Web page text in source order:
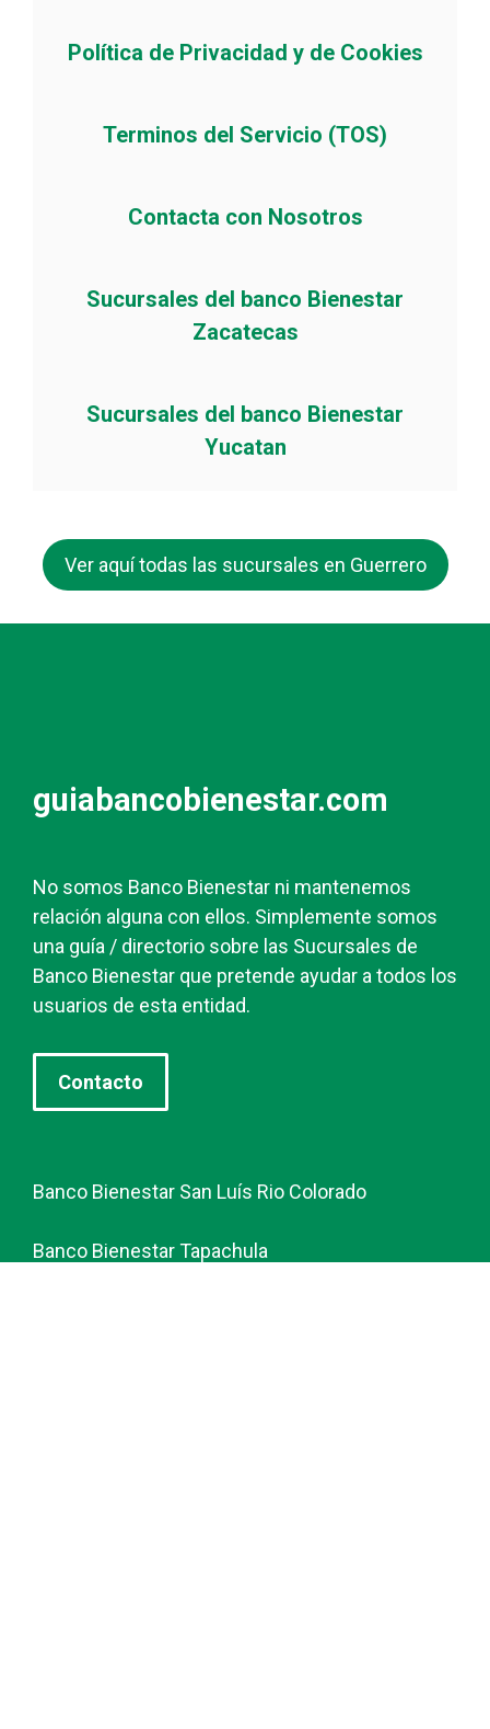
Política de Privacidad y de Cookies
Terminos del Servicio (TOS)
Contacta con Nosotros
Sucursales del banco Bienestar
Zacatecas
Sucursales del banco Bienestar
Yucatan
Ver aquí todas las sucursales en Guerrero
guiabancobienestar.com
No somos Banco Bienestar ni mantenemos
relación alguna con ellos. Simplemente somos
una guía / directorio sobre las Sucursales de
Banco Bienestar que pretende ayudar a todos los
usuarios de esta entidad.
Contacto
Banco Bienestar San Luís Rio Colorado
Banco Bienestar Tapachula